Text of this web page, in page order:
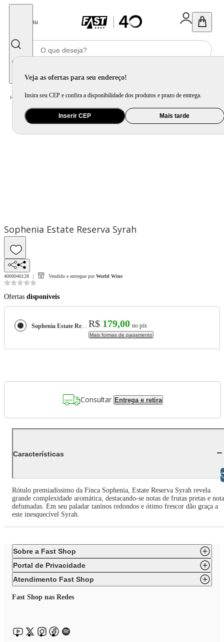
Menu
Veja as ofertas para seu endereço!
Insira seu CEP e confira a disponibilidade dos produtos e prazo de entrega.
Inserir CEP Mais tarde
Home Mercado / Bebida Vinho
Sophenia Estate Reserva Syrah
4000046128 Vendido e entregue por World Wine
Ofertas disponíveis
Sophenia Estate Reserva Syrah R$ 179,00 no pix
Mais formas de pagamento
Consultar Entrega e retira
Características
Rótulo premiadíssimo da Finca Sophenia, Estate Reserva Syrah revela
grande complexidade aromática, destacando-se notas de frutas pretas e
defumadas. Em seu paladar taninos redondos e ótimo frescor dão graça a
este inesquecível Syrah.
Sobre a Fast Shop
Portal de Privacidade
Atendimento Fast Shop
Fast Shop nas Redes